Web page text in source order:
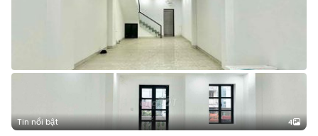
Tin nổi bật 4